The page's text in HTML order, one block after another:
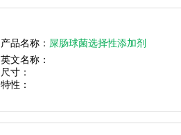
产品名称： 屎肠球菌选择性添加剂
英文名称：
尺寸：
特性：